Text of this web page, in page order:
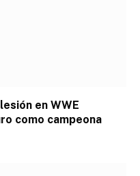
en WWE
como campeona